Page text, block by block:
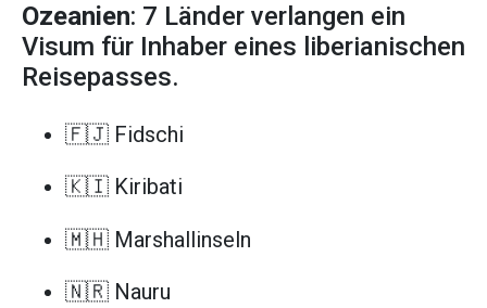
Ozeanien: 7 Länder verlangen ein
Visum für Inhaber eines liberianischen
Reisepasses.
🇫🇯 Fidschi
🇰🇮 Kiribati
🇲🇭 Marshallinseln
🇳🇷 Nauru